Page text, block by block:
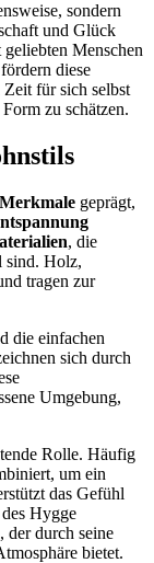
sondern
und Glück
Menschen
diese
für sich selbst
zu schätzen.
Merkmale geprägt,
, die
sind. Holz,
tragen zur
die einfachen
sich durch
Umgebung,
Rolle. Häufig
um ein
das Gefühl
Hygge
der durch seine
bietet.